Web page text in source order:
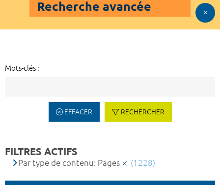
Recherche avancée
Mots-clés :
EFFACER RECHERCHER
FILTRES ACTIFS
Par type de contenu: Pages (1228)